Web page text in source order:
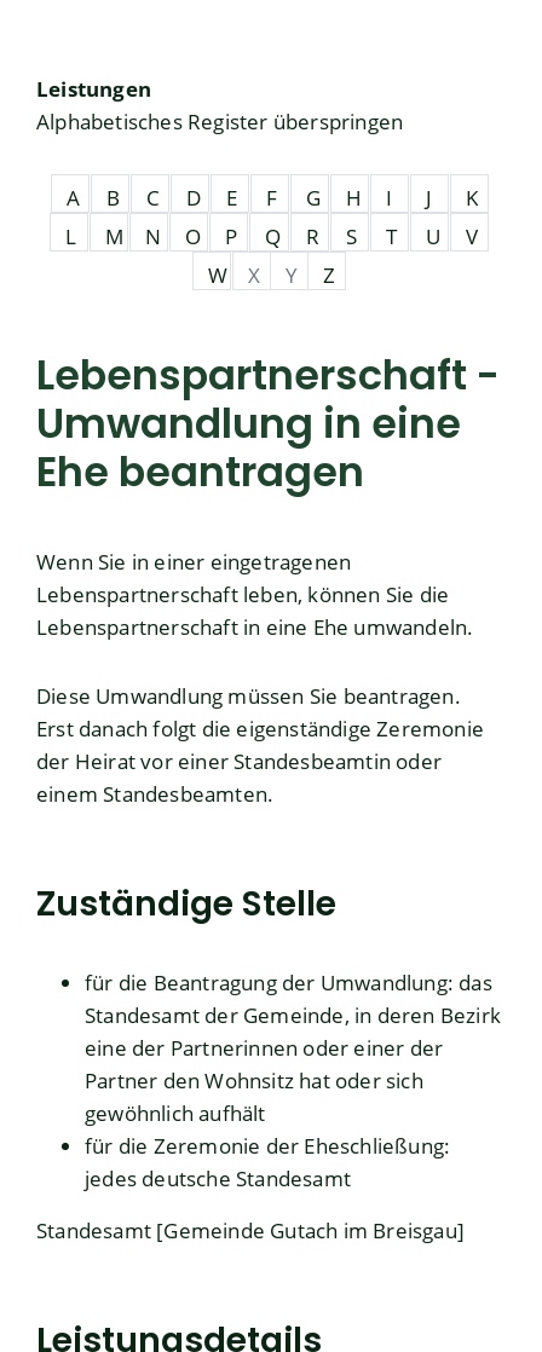
Leistungen
Alphabetisches Register überspringen
A B C D E F G H I J
K
L
M N O P Q R S T U
V
W
X Y Z
Lebenspartnerschaft -
Umwandlung in eine
Ehe beantragen
Wenn Sie in einer eingetragenen
Lebenspartnerschaft leben, können Sie die
Lebenspartnerschaft in eine Ehe umwandeln.
Diese Umwandlung müssen Sie beantragen.
Erst danach folgt die eigenständige Zeremonie
der Heirat vor einer Standesbeamtin oder
einem Standesbeamten.
Zuständige Stelle
für die Beantragung der Umwandlung: das
Standesamt der Gemeinde, in deren Bezirk
eine der Partnerinnen oder einer der
Partner den Wohnsitz hat oder sich
gewöhnlich aufhält
für die Zeremonie der Eheschließung:
jedes deutsche Standesamt
Standesamt [Gemeinde Gutach im Breisgau]
Leistungsdetails